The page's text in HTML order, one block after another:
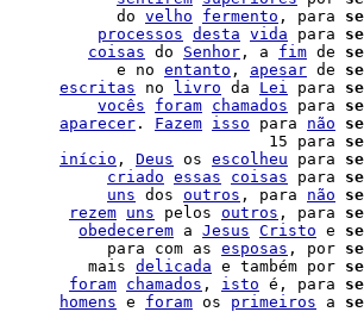
|            do velho fermento , para
processos desta vida para
coisas do Senhor , a fim de
|            e no entanto , apesar de
escritas no livro da Lei para
vocês foram chamados para
aparecer . Fazem isso para não
|                            15 para
início , Deus os escolheu para
criado essas coisas para
uns dos outros , para não
rezem uns pelos outros , para
obedecerem a Jesus Cristo e
|           para com as esposas , por
|         mais delicada e também por
foram chamados , isto é, para
homens e foram os primeiros a